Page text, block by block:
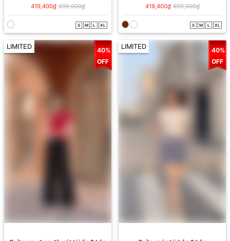
419,400₫ 699,000₫
S M L XL
419,400₫ 699,000₫
S M L XL
LIMITED
40%
OFF
LIMITED
40%
OFF